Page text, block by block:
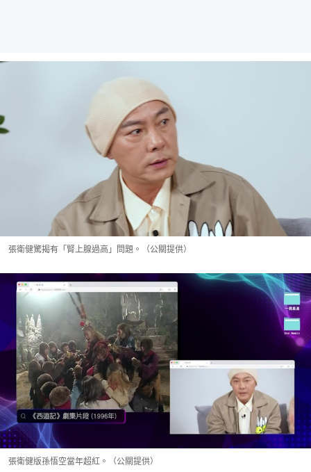
張衛健驚揭有「腎上腺過高」問題。（公關提供）
張衛健版孫悟空當年超紅。（公關提供）